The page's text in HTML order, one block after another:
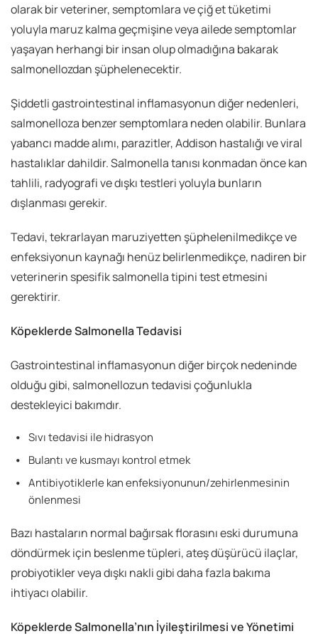
olarak bir veteriner, semptomlara ve çiğ et tüketimi
yoluyla maruz kalma geçmişine veya ailede semptomlar
yaşayan herhangi bir insan olup olmadığına bakarak
salmonellozdan şüphelenecektir.
Şiddetli gastrointestinal inflamasyonun diğer nedenleri,
salmonelloza benzer semptomlara neden olabilir. Bunlara
yabancı madde alımı, parazitler, Addison hastalığı ve viral
hastalıklar dahildir. Salmonella tanısı konmadan önce kan
tahlili, radyografi ve dışkı testleri yoluyla bunların
dışlanması gerekir.
Tedavi, tekrarlayan maruziyetten şüphelenilmedikçe ve
enfeksiyonun kaynağı henüz belirlenmedikçe, nadiren bir
veterinerin spesifik salmonella tipini test etmesini
gerektirir.
Köpeklerde Salmonella Tedavisi
Gastrointestinal inflamasyonun diğer birçok nedeninde
olduğu gibi, salmonellozun tedavisi çoğunlukla
destekleyici bakımdır.
Sıvı tedavisi ile hidrasyon
Bulantı ve kusmayı kontrol etmek
Antibiyotiklerle kan enfeksiyonunun/zehirlenmesinin
önlenmesi
Bazı hastaların normal bağırsak florasını eski durumuna
döndürmek için beslenme tüpleri, ateş düşürücü ilaçlar,
probiyotikler veya dışkı nakli gibi daha fazla bakıma
ihtiyacı olabilir.
Köpeklerde Salmonella’nın İyileştirilmesi ve Yönetimi